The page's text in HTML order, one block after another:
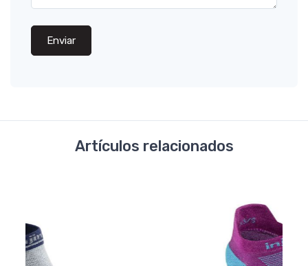
Enviar
Artículos relacionados